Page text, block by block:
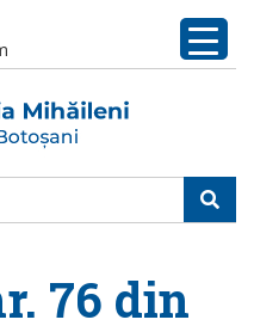
76 din